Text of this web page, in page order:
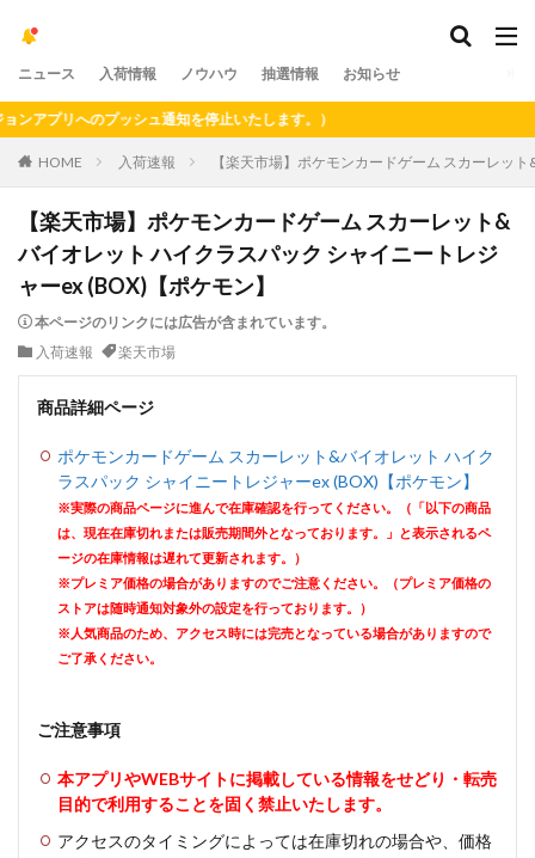
ニュース 入荷情報 ノウハウ 抽選情報 お知らせ
リへのプッシュ通知を停止いたします。）
HOME 入荷速報 【楽天市場】ポケモンカードゲーム スカーレッ
【楽天市場】ポケモンカードゲーム スカーレット&
バイオレット ハイクラスパック シャイニートレジ
ャーex (BOX)【ポケモン】
本ページのリンクには広告が含まれています。
入荷速報
楽天市場
商品詳細ページ
ポケモンカードゲーム スカーレット&バイオレット ハイク
ラスパック シャイニートレジャーex (BOX)【ポケモン】
※実際の商品ページに進んで在庫確認を行ってください。（「以下の商品
は、現在在庫切れまたは販売期間外となっております。」と表示されるペ
ージの在庫情報は遅れて更新されます。）
※プレミア価格の場合がありますのでご注意ください。（プレミア価格の
ストアは随時通知対象外の設定を行っております。）
※人気商品のため、アクセス時には完売となっている場合がありますので
ご了承ください。
ご注意事項
本アプリやWEBサイトに掲載している情報をせどり・転売
目的で利用することを固く禁止いたします。
アクセスのタイミングによっては在庫切れの場合や、価格